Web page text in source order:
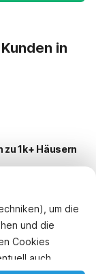
um die
und die
Cookies
auch
in
zu 1k+ Häusern
Urlaub
um zu buchen